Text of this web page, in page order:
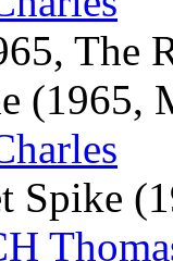
The
(1965,
Spike